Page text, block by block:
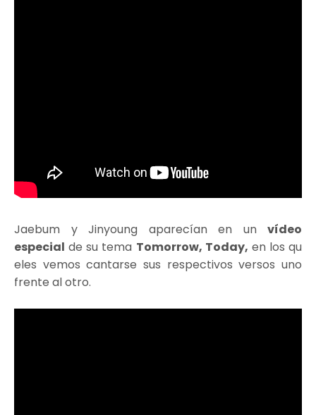
Jaebum y Jinyoung aparecían en un vídeo
especial de su tema Tomorrow, Today, en los qu
eles vemos cantarse sus respectivos versos uno
frente al otro.